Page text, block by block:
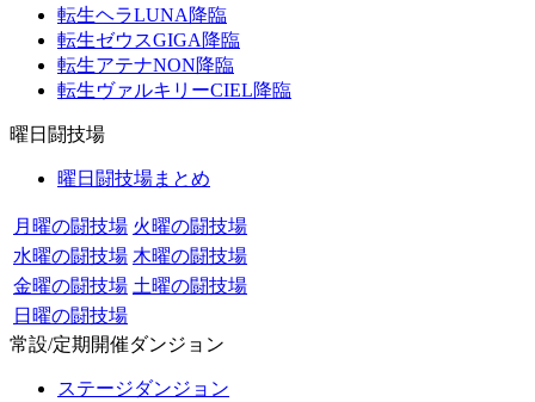
転生ヘラLUNA降臨
転生ゼウスGIGA降臨
転生アテナNON降臨
転生ヴァルキリーCIEL降臨
曜日闘技場
曜日闘技場まとめ
月曜の闘技場 火曜の闘技場
水曜の闘技場 木曜の闘技場
金曜の闘技場 土曜の闘技場
日曜の闘技場
常設/定期開催ダンジョン
ステージダンジョン